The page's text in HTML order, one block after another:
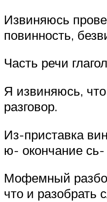
Извиняюсь
повинность,
Часть речи
Я извиняюсь,
разговор.
Из-приставка
ю- окончание
Мофемный
что и разобрать